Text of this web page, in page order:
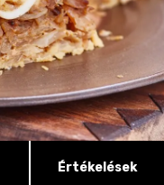
Értékelések